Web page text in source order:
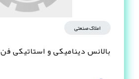
املاک صنعتی
بالانس دینامیکی و استاتیکی فن